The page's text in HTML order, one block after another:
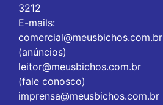
3212
E-mails:
comercial@meusbichos.com.br
(anúncios)
leitor@meusbichos.com.br
(fale conosco)
imprensa@meusbichos.com.br